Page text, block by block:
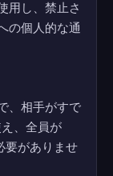
用し、禁止さ
の個人的な通
、相手がすで
、全員が
要がありませ